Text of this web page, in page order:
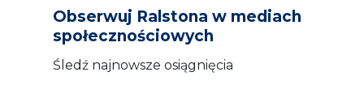
Obserwuj Ralstona w mediach
społecznościowych
Śledź najnowsze osiągnięcia